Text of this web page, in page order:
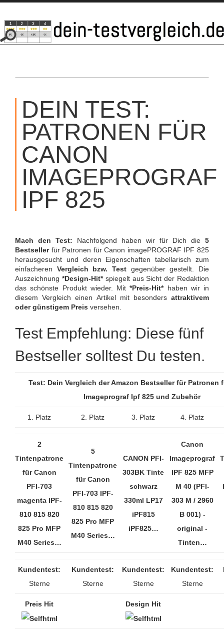
SKIP
CONTENT
DEIN TEST:
PATRONEN FÜR
CANON
IMAGEPROGRAF
IPF 825
Mach den Test: Nachfolgend haben wir für Dich die 5
Bestsellerfür Patronen für Canon imagePROGRAF IPF 825
herausgesucht und deren Eigenschaften tabellarisch zum
einfacheren Vergleich bzw. Test gegenüber gestellt. Die
Auszeichnung *Design-Hit*spiegelt aus Sicht der Redaktion
das schönste Produkt wieder. Mit*Preis-Hit*haben wir in
diesem Vergleich einen Artikel mit besonders attraktivem
oder günstigem Preis versehen.
Test Empfehlung: Diese fünf
Bestseller solltest Du testen.
Test: Dein Vergleich der Amazon Bestseller für Patronen
Imageprograf Ipf 825 und Zubehör
1. Platz 2. Platz 3. Platz 4. Platz
2
Tintenpatrone
für Canon
PFI-703
magenta IPF-
810 815 820
825 Pro MFP
M40 Series…
5
Tintenpatrone
für Canon
PFI-703 IPF-
810 815 820
825 Pro MFP
M40 Series…
CANON PFI-
303BK Tinte
schwarz
330ml LP17
iPF815
iPF825…
Canon
Imageprograf
IPF 825 MFP
M 40 (PFI-
303 M / 2960
B 001) -
original -
Tinten…
Kundentest:
Sterne
Kundentest:
Sterne
Kundentest:
Sterne
Kundentest:
Sterne
Preis Hit Design Hit